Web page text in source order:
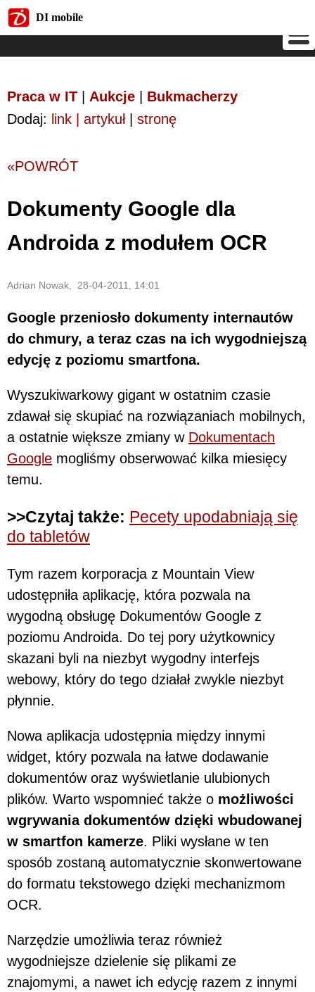
DI mobile
Praca w IT Aukcje
Bukmacherzy
Dodaj: link | artykuł| stronę
«POWRÓT
Dokumenty Google dla
Androida z modułem OCR
Adrian Nowak, 28-04-2011, 14:01
Google przeniosło dokumenty internautów
do chmury, a teraz czas na ich wygodniejszą
edycję z poziomu smartfona.
Wyszukiwarkowy gigant w ostatnim czasie
zdawał się skupiać na rozwiązaniach mobilnych,
a ostatnie większe zmiany w Dokumentach
Google mogliśmy obserwować kilka miesięcy
temu.
>>Czytaj także: Pecety upodabniają się
do tabletów
Tym razem korporacja z Mountain View
udostępniła aplikację, która pozwala na
wygodną obsługę Dokumentów Google z
poziomu Androida. Do tej pory użytkownicy
skazani byli na niezbyt wygodny interfejs
webowy, który do tego działał zwykle niezbyt
płynnie.
Nowa aplikacja udostępnia między innymi
widget, który pozwala na łatwe dodawanie
dokumentów oraz wyświetlanie ulubionych
plików. Warto wspomnieć także o możliwości
wgrywania dokumentów dzięki wbudowanej
w smartfon kamerze. Pliki wysłane w ten
sposób zostaną automatycznie skonwertowane
do formatu tekstowego dzięki mechanizmom
OCR.
Narzędzie umożliwia teraz również
wygodniejsze dzielenie się plikami ze
znajomymi, a nawet ich edycję razem z innymi
DI mobile